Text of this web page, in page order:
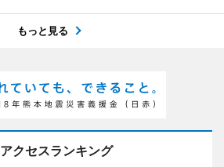
もっと見る
アクセスランキング